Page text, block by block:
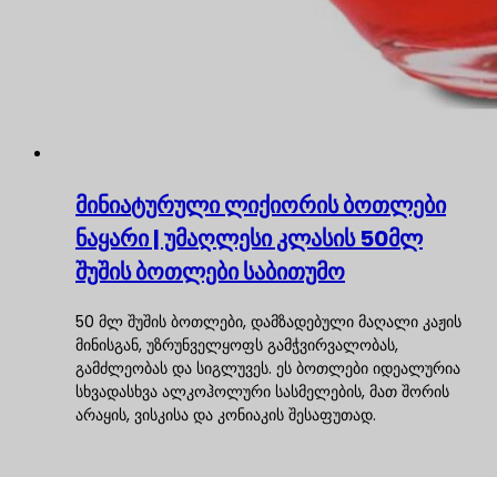
მინიატურული ლიქიორის ბოთლები
ნაყარი | უმაღლესი კლასის 50მლ
შუშის ბოთლები საბითუმო
50 მლ შუშის ბოთლები, დამზადებული მაღალი კაჟის
მინისგან, უზრუნველყოფს გამჭვირვალობას,
გამძლეობას და სიგლუვეს. ეს ბოთლები იდეალურია
სხვადასხვა ალკოჰოლური სასმელების, მათ შორის
არაყის, ვისკისა და კონიაკის შესაფუთად.